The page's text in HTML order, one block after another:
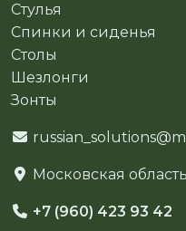
Стулья
Спинки и сиденья
Столы
Шезлонги
Зонты
Московская
+7 (960) 423 93 42